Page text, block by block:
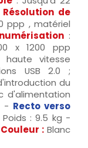
Résolution de
ppp , matériel
:
x 1200 ppp
haute vitesse
USB 2.0 ;
du
d'alimentation
- Recto verso
: 9.5 kg -
Couleur : Blanc